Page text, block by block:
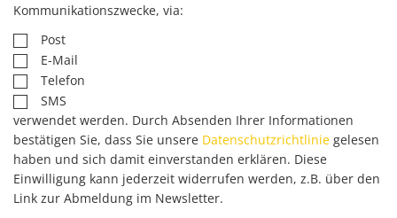
Kommunikationszwecke, via:
Post
E-Mail
Telefon
SMS
verwendet werden. Durch Absenden Ihrer Informationen
bestätigen Sie, dass Sie unsere Datenschutzrichtlinie gelesen
haben und sich damit einverstanden erklären. Diese
Einwilligung kann jederzeit widerrufen werden, z.B. über den
Link zur Abmeldung im Newsletter.